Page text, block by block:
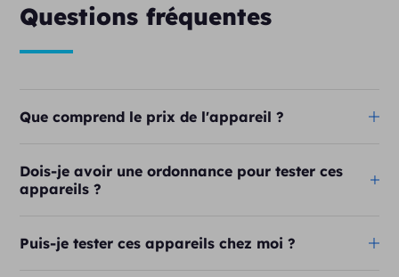
Questions fréquentes
Que comprend le prix de l'appareil ?
Dois-je avoir une ordonnance pour tester ces
appareils ?
Puis-je tester ces appareils chez moi ?